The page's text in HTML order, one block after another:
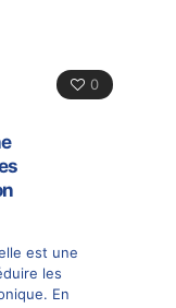
0
est une
les
En